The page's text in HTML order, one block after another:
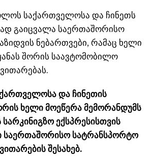
საქართველოსა და ჩინეთს
გაიცვალა საერთაშორისო
ნებართვები, რამაც ხელი
შორის საავტომობილო
და ჩინეთის
ხელი მოეწერა მემორანდუმს
ექსპრესისთვის
საერთაშორისო სატრანსპორტო
შესახებ.